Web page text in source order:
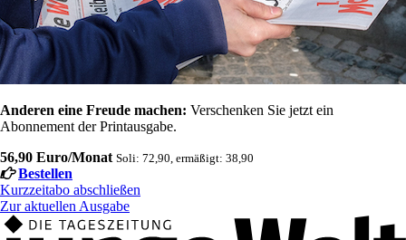
Anderen eine Freude machen: Verschenken Sie jetzt ein
Abonnement der Printausgabe.
56,90 Euro/Monat Soli: 72,90, ermäßigt: 38,90
Bestellen
Kurzzeitabo abschließen
Zur aktuellen Ausgabe